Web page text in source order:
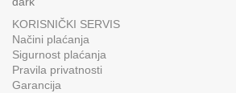
KORISNIČKI SERVIS
Načini plaćanja
Sigurnost plaćanja
Pravila privatnosti
Garancija